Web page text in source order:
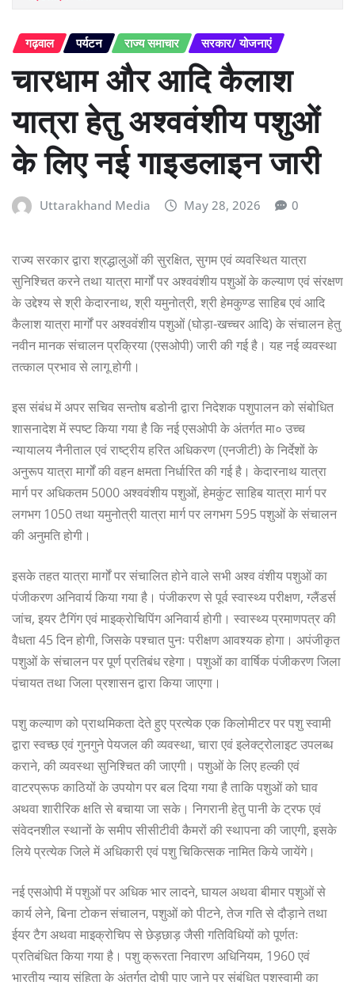
गढ़वाल पर्यटन राज्य समाचार सरकार/ योजनाएं
चारधाम और आदि कैलाश
यात्रा हेतु अश्ववंशीय पशुओं
के लिए नई गाइडलाइन जारी
Uttarakhand Media May 28, 2026 0
राज्य सरकार द्वारा श्रद्धालुओं की सुरक्षित, सुगम एवं व्यवस्थित यात्रा
सुनिश्चित करने तथा यात्रा मार्गों पर अश्ववंशीय पशुओं के कल्याण एवं संरक्षण
के उद्देश्य से श्री केदारनाथ, श्री यमुनोत्री, श्री हेमकुण्ड साहिब एवं आदि
कैलाश यात्रा मार्गों पर अश्ववंशीय पशुओं (घोड़ा-खच्चर आदि) के संचालन हेतु
नवीन मानक संचालन प्रक्रिया (एसओपी) जारी की गई है। यह नई व्यवस्था
तत्काल प्रभाव से लागू होगी।
इस संबंध में अपर सचिव सन्तोष बडोनी द्वारा निदेशक पशुपालन को संबोधित
शासनादेश में स्पष्ट किया गया है कि नई एसओपी के अंतर्गत मा० उच्च
न्यायालय नैनीताल एवं राष्ट्रीय हरित अधिकरण (एनजीटी) के निर्देशों के
अनुरूप यात्रा मार्गों की वहन क्षमता निर्धारित की गई है। केदारनाथ यात्रा
मार्ग पर अधिकतम 5000 अश्ववंशीय पशुओं, हेमकुंट साहिब यात्रा मार्ग पर
लगभग 1050 तथा यमुनोत्री यात्रा मार्ग पर लगभग 595 पशुओं के संचालन
की अनुमति होगी।
इसके तहत यात्रा मार्गों पर संचालित होने वाले सभी अश्व वंशीय पशुओं का
पंजीकरण अनिवार्य किया गया है। पंजीकरण से पूर्व स्वास्थ्य परीक्षण, ग्लैंडर्स
जांच, इयर टैगिंग एवं माइक्रोचिपिंग अनिवार्य होगी। स्वास्थ्य प्रमाणपत्र की
वैधता 45 दिन होगी, जिसके पश्चात पुनः परीक्षण आवश्यक होगा। अपंजीकृत
पशुओं के संचालन पर पूर्ण प्रतिबंध रहेगा। पशुओं का वार्षिक पंजीकरण जिला
पंचायत तथा जिला प्रशासन द्वारा किया जाएगा।
पशु कल्याण को प्राथमिकता देते हुए प्रत्येक एक किलोमीटर पर पशु स्वामी
द्वारा स्वच्छ एवं गुनगुने पेयजल की व्यवस्था, चारा एवं इलेक्ट्रोलाइट उपलब्ध
कराने, की व्यवस्था सुनिश्चित की जाएगी। पशुओं के लिए हल्की एवं
वाटरप्रूफ काठियों के उपयोग पर बल दिया गया है ताकि पशुओं को घाव
अथवा शारीरिक क्षति से बचाया जा सके। निगरानी हेतु पानी के ट्रफ एवं
संवेदनशील स्थानों के समीप सीसीटीवी कैमरों की स्थापना की जाएगी, इसके
लिये प्रत्येक जिले में अधिकारी एवं पशु चिकित्सक नामित किये जायेंगे।
नई एसओपी में पशुओं पर अधिक भार लादने, घायल अथवा बीमार पशुओं से
कार्य लेने, बिना टोकन संचालन, पशुओं को पीटने, तेज गति से दौड़ाने तथा
ईयर टैग अथवा माइक्रोचिप से छेड़छाड़ जैसी गतिविधियों को पूर्णतः
प्रतिबंधित किया गया है। पशु क्रूरता निवारण अधिनियम, 1960 एवं
भारतीय न्याय संहिता के अंतर्गत दोषी पाए जाने पर संबंधित पशुस्वामी का